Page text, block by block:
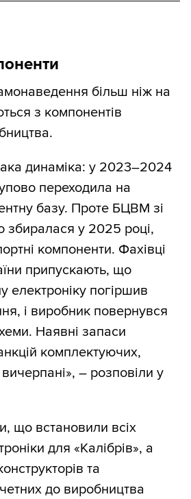
більш ніж на
з компонентів
динаміка: у 2023–2024
переходила на
базу. Проте БЦВМ зі
збиралася у 2025 році,
компоненти. Фахівці
припускають, що
електроніку погіршив
і виробник повернувся
Наявні запаси
комплектуючих,
– розповіли у
що встановили всіх
для «Калібрів», а
та
до виробництва